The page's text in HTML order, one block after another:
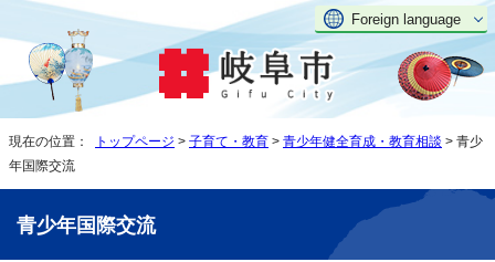
Foreign language
現在の位置： トップページ > 子育て・教育 > 青少年健全育成・教育相談 > 青少
年国際交流
青少年国際交流